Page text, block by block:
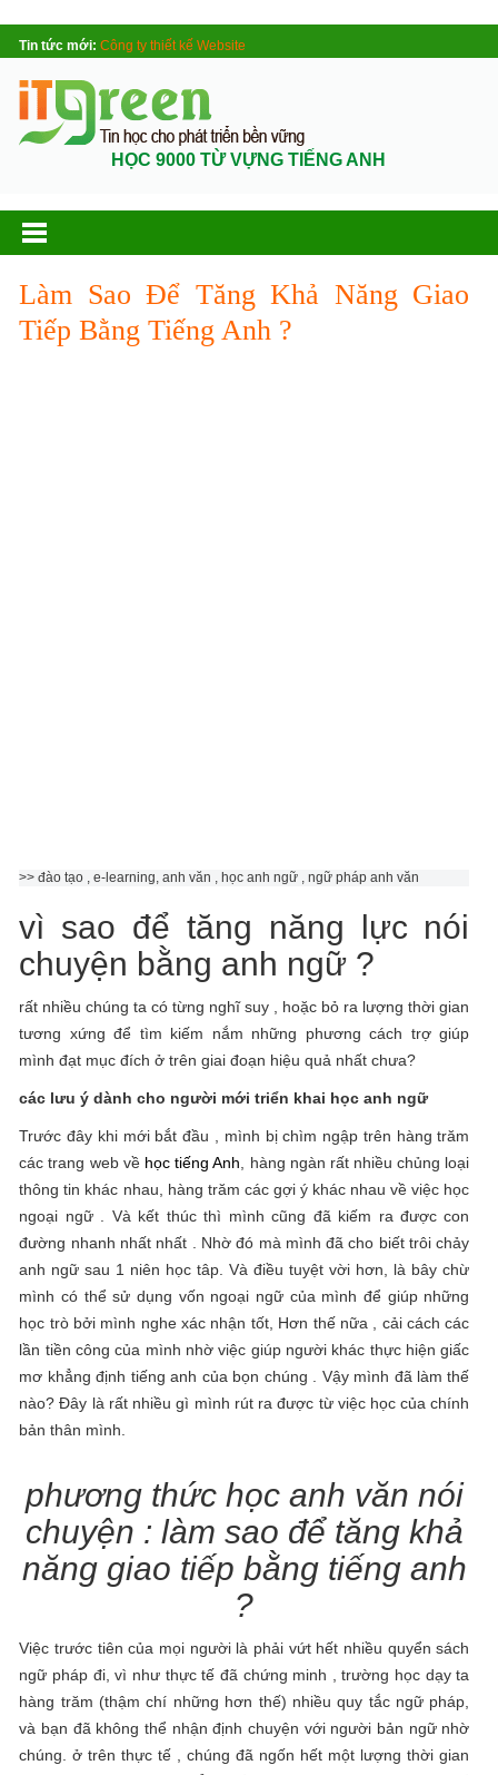
Tin tức mới: Công ty thiết kế Website
HỌC 9000 TỪ VỰNG TIẾNG ANH
Làm Sao Để Tăng Khả Năng Giao
Tiếp Bằng Tiếng Anh ?
>> đào tạo , e-learning, anh văn , học anh ngữ , ngữ pháp anh văn
vì sao để tăng năng lực nói
chuyện bằng anh ngữ ?
rất nhiều chúng ta có từng nghĩ suy , hoặc bỏ ra lượng thời gian
tương xứng để tìm kiếm nắm những phương cách trợ giúp
mình đạt mục đích ở trên giai đoạn hiệu quả nhất chưa?
các lưu ý dành cho người mới triển khai học anh ngữ
Trước đây khi mới bắt đầu , mình bị chìm ngập trên hàng trăm
các trang web về học tiếng Anh , hàng ngàn rất nhiều chủng loại
thông tin khác nhau, hàng trăm các gợi ý khác nhau về việc học
ngoại ngữ . Và kết thúc thì mình cũng đã kiếm ra được con
đường nhanh nhất nhất . Nhờ đó mà mình đã cho biết trôi chảy
anh ngữ sau 1 niên học tâp. Và điều tuyệt vời hơn, là bây chừ
mình có thể sử dụng vốn ngoại ngữ của mình để giúp những
học trò bởi mình nghe xác nhận tốt, Hơn thế nữa , cải cách các
lần tiền công của mình nhờ việc giúp người khác thực hiện giấc
mơ khẳng định tiếng anh của bọn chúng . Vậy mình đã làm thế
nào? Đây là rất nhiều gì mình rút ra được từ việc học của chính
bản thân mình.
phương thức học anh văn nói
chuyện : làm sao để tăng khả
năng giao tiếp bằng tiếng anh
?
Việc trước tiên của mọi người là phải vứt hết nhiều quyển sách
ngữ pháp đi, vì như thực tế đã chứng minh , trường học dạy ta
hàng trăm (thậm chí những hơn thế) nhiều quy tắc ngữ pháp,
và bạn đã không thể nhận định chuyện với người bản ngữ nhờ
chúng. ở trên thực tế , chúng đã ngốn hết một lượng thời gian